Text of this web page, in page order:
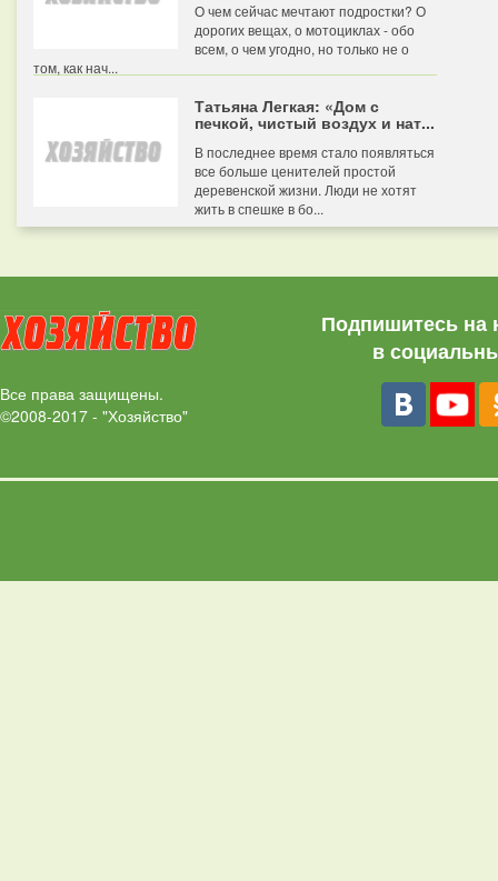
О чем сейчас мечтают подростки? О
дорогих вещах, о мотоциклах - обо
всем, о чем угодно, но только не о
том, как нач...
Татьяна Легкая: «Дом с
печкой, чистый воздух и нат...
В последнее время стало появляться
все больше ценителей простой
деревенской жизни. Люди не хотят
жить в спешке в бо...
Все права защищены.
©2008-2017 - "Хозяйство"
Подпишитесь на
в